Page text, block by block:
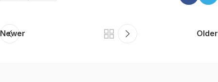
Newer Older